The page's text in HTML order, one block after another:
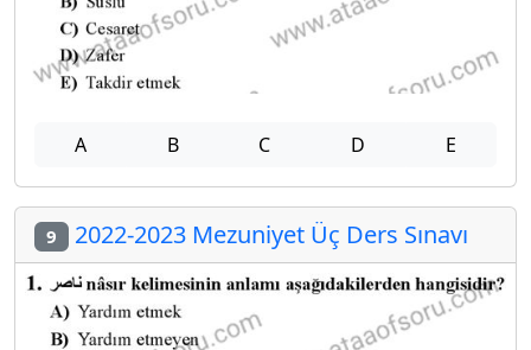
A B C D E
9 2022-2023 Mezuniyet Üç Ders Sınavı